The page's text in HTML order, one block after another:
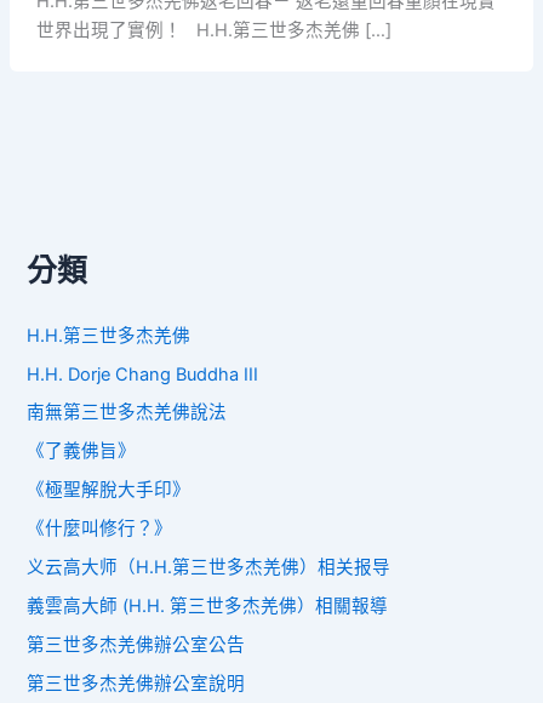
世界出現了實例！ H.H.第三世多杰羌佛 […]
分類
H.H.第三世多杰羌佛
H.H. Dorje Chang Buddha III
南無第三世多杰羌佛說法
《了義佛旨》
《極聖解脫大手印》
《什麼叫修行？》
义云高大师（H.H.第三世多杰羌佛）相关报导
義雲高大師 (H.H. 第三世多杰羌佛）相關報導
第三世多杰羌佛辦公室公告
第三世多杰羌佛辦公室說明